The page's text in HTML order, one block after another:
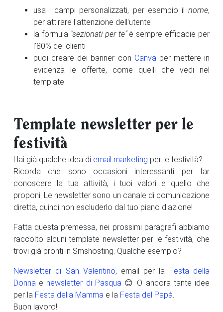
usa i campi personalizzati, per esempio il nome,
per attirare l'attenzione dell'utente
la formula "sezionati per te"è sempre efficacie per
l'80% dei clienti
puoi creare dei banner con Canva per mettere in
evidenza le offerte, come quelli che vedi nel
template.
Template newsletter per le
festività
Hai già qualche idea di email marketing per le festività?
Ricorda che sono occasioni interessanti per far
conoscere la tua attività, i tuoi valori e quello che
proponi. Le newsletter sono un canale di comunicazione
diretta, quindi non escluderlo dal tuo piano d'azione!
Fatta questa premessa, nei prossimi paragrafi abbiamo
raccolto alcuni template newsletter per le festività, che
trovi già pronti in Smshosting. Qualche esempio?
Newsletter di San Valentino, email per la Festa della
Donna e newsletter di Pasqua 😊 O ancora tante idee
per la Festa della Mamma e la Festa del Papà
Buon lavoro!